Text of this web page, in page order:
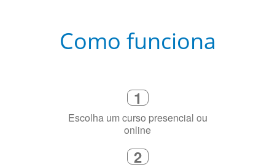
Escolha um curso presencial ou
online
2
Selecione uma duração de curso
flexível que se ajuste à sua agenda